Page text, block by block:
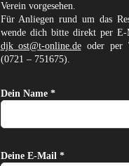
Verein vorgesehen.
Für Anliegen rund um das
wende dich bitte direkt per E-
djk_ost@t-online.deoder per
(0721 – 751675).
Dein Name *
Deine E-Mail *